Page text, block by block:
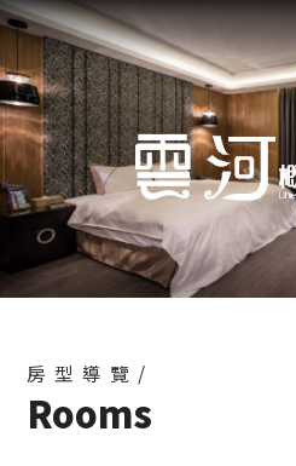
房型導覽/
Rooms